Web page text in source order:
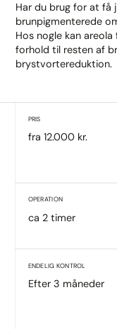
Har du brug for at få
brunpigmenterede
Hos nogle kan
forhold til resten af
brystvortereduktion.
PRIS
fra 12.000 kr.
OPERATION
ca 2 timer
ENDELIG KONTROL
Efter 3 måneder